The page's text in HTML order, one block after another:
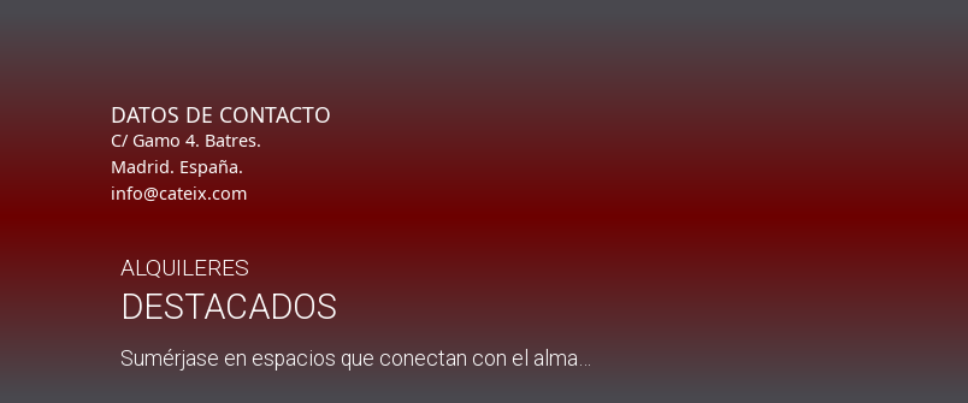
DATOS DE CONTACTO
C/ Gamo 4. Batres.
Madrid. España.
info@cateix.com
ALQUILERES
DESTACADOS
Sumérjase en espacios que conectan con el alma…